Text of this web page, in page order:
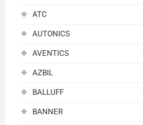
ATC
AUTONICS
AVENTICS
AZBIL
BALLUFF
BANNER